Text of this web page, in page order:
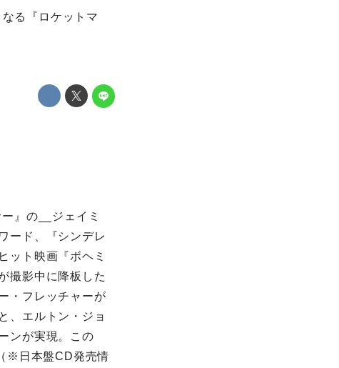
る『ロケットマ
』の__ジェイミ
ード、『シンデレ
ット映画『ボヘミ
撮影中に降板した
・フレッチャーが
、エルトン・ジョ
ンが実現。この
※日本盤CD発売情